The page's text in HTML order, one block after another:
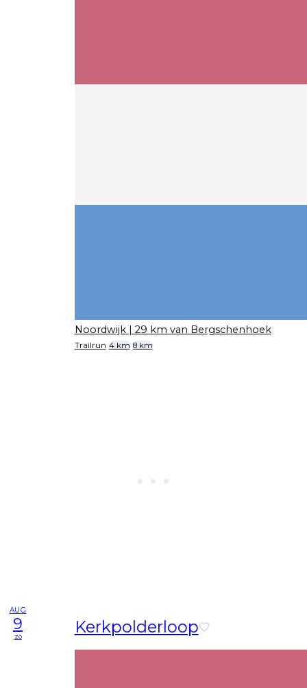
Noordwijk | 29 km van Bergschenhoek
Trailrun 4 km 8 km
AUG
9
zo Kerkpolderloop